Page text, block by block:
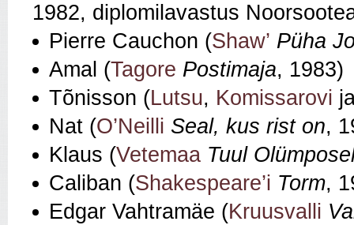
1982, diplomilavastus
Pierre Cauchon (Shaw’ Püha
Amal (Tagore Postimaja, 1983)
Tõnisson (Lutsu, Komissarovi
Nat (O’Neilli Seal, kus rist on,
Klaus (Vetemaa Tuul
Caliban (Shakespeare’i Torm,
Edgar Vahtramäe (Kruusvalli